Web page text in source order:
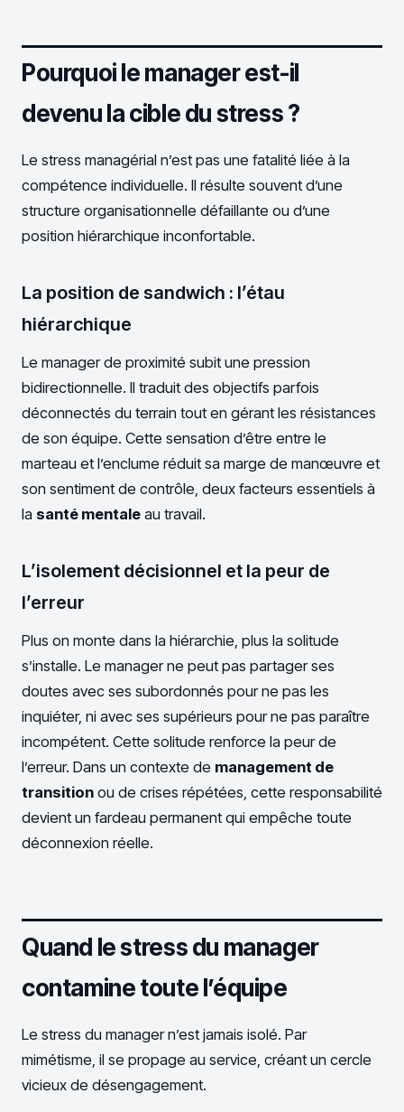
Pourquoi le manager est-il
devenu la cible du stress ?
Le stress managérial n’est pas une fatalité liée à la
compétence individuelle. Il résulte souvent d’une
structure organisationnelle défaillante ou d’une
position hiérarchique inconfortable.
La position de sandwich : l’étau
hiérarchique
Le manager de proximité subit une pression
bidirectionnelle. Il traduit des objectifs parfois
déconnectés du terrain tout en gérant les résistances
de son équipe. Cette sensation d’être entre le
marteau et l’enclume réduit sa marge de manœuvre et
son sentiment de contrôle, deux facteurs essentiels à
la santé mentale au travail.
L’isolement décisionnel et la peur de
l’erreur
Plus on monte dans la hiérarchie, plus la solitude
s’installe. Le manager ne peut pas partager ses
doutes avec ses subordonnés pour ne pas les
inquiéter, ni avec ses supérieurs pour ne pas paraître
incompétent. Cette solitude renforce la peur de
l’erreur. Dans un contexte de management de
transition ou de crises répétées, cette responsabilité
devient un fardeau permanent qui empêche toute
déconnexion réelle.
Quand le stress du manager
contamine toute l’équipe
Le stress du manager n’est jamais isolé. Par
mimétisme, il se propage au service, créant un cercle
vicieux de désengagement.